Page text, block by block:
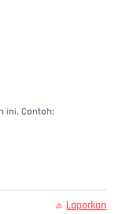
ini. Contoh:
Laporkan